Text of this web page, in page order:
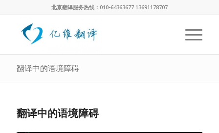
北京翻译服务热线：010-64363677 13691178707
翻译中的语境障碍
翻译中的语境障碍